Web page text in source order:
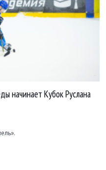
начинает Кубок Руслана